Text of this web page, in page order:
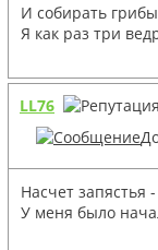
И собирать
Я как раз три
LL76
Насчет
У меня было